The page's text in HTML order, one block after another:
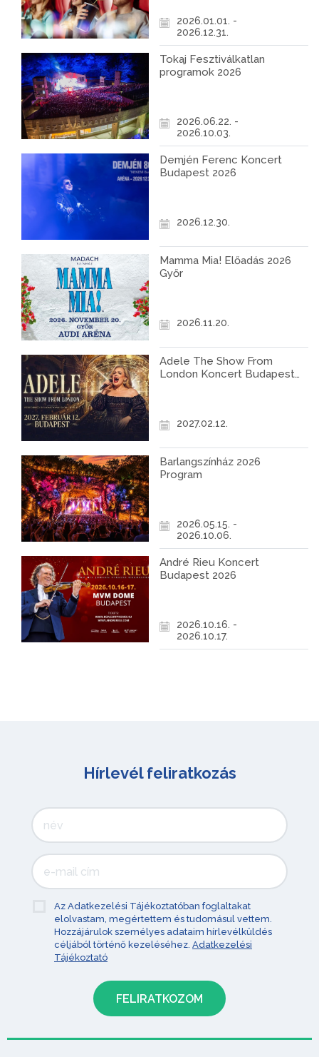
2026.01.01. -
2026.12.31.
Tokaj Fesztiválkatlan
programok 2026
2026.06.22. -
2026.10.03.
Demjén Ferenc Koncert
Budapest 2026
2026.12.30.
Mamma Mia! Előadás 2026
Győr
2026.11.20.
Adele The Show From
London Koncert Budapest
2027.02.12.
Barlangszínház 2026
Program
2026.05.15. -
2026.10.06.
André Rieu Koncert
Budapest 2026
2026.10.16. -
2026.10.17.
Hírlevél feliratkozás
Az Adatkezelési Tájékoztatóban foglaltakat
elolvastam, megértettem és tudomásul vettem.
Hozzájárulok személyes adataim hírlevélküldés
céljából történő kezeléséhez. Adatkezelési
Tájékoztató